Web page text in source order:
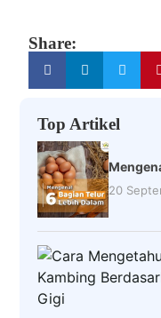
Share:
Top Artikel
20